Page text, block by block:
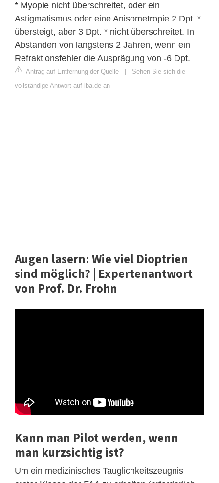
* Myopie nicht überschreitet, oder ein
Astigmatismus oder eine Anisometropie 2 Dpt. *
übersteigt, aber 3 Dpt. * nicht überschreitet. In
Abständen von längstens 2 Jahren, wenn ein
Refraktionsfehler die Ausprägung von -6 Dpt.
Antrag auf Entfernung der Quelle
Sehen Sie sich die
vollständige Antwort auf lba.de an
Augen lasern: Wie viel Dioptrien
sind möglich? | Expertenantwort
von Prof. Dr. Frohn
Kann man Pilot werden, wenn
man kurzsichtig ist?
Um ein medizinisches Tauglichkeitszeugnis